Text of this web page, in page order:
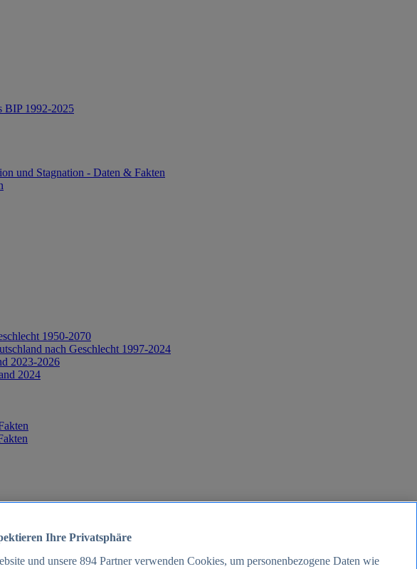
BIP 1992-2025
und Stagnation - Daten & Fakten
1950-2070
nach Geschlecht 1997-2024
2023-2026
2024
Ihre Privatsphäre
und unsere 894 Partner verwenden Cookies, um personenbezogene Daten wie